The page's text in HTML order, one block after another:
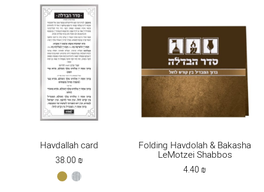
Havdallah card
38.00₪
goldsilver
Folding Havdolah & Bakasha
LeMotzei Shabbos
4.40₪